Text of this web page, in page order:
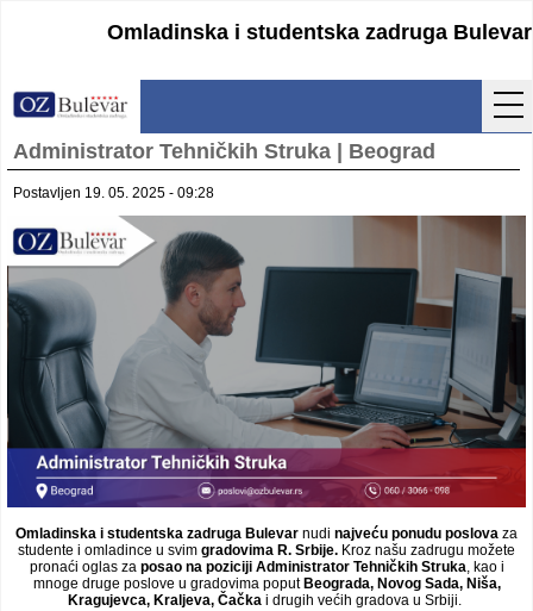
Omladinska i studentska zadruga Bulevar
Početna
Uputstva
Cenovnik
Kontakt
Lokacija
Pristupanje
Obrasci
Video oglasi
Administrator Tehničkih Struka | Beograd
Postavljen 19. 05. 2025 - 09:28
Omladinska i studentska zadruga Bulevar nudi najveću ponudu poslova za
studente i omladince u svim gradovima R. Srbije. Kroz našu zadrugu možete
pronaći oglas za posao na poziciji Administrator Tehničkih Struka, kao i
mnoge druge poslove u gradovima poput Beograda, Novog Sada, Niša,
Kragujevca, Kraljeva, Čačka i drugih većih gradova u Srbiji.